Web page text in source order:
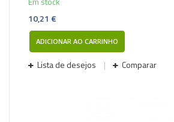
10,21 €
ADICIONAR AO CARRINHO
Lista de desejos Comparar